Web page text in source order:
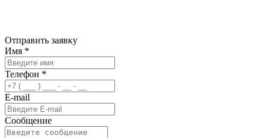
Отправить заявку
Имя *
Телефон *
E-mail
Сообщение